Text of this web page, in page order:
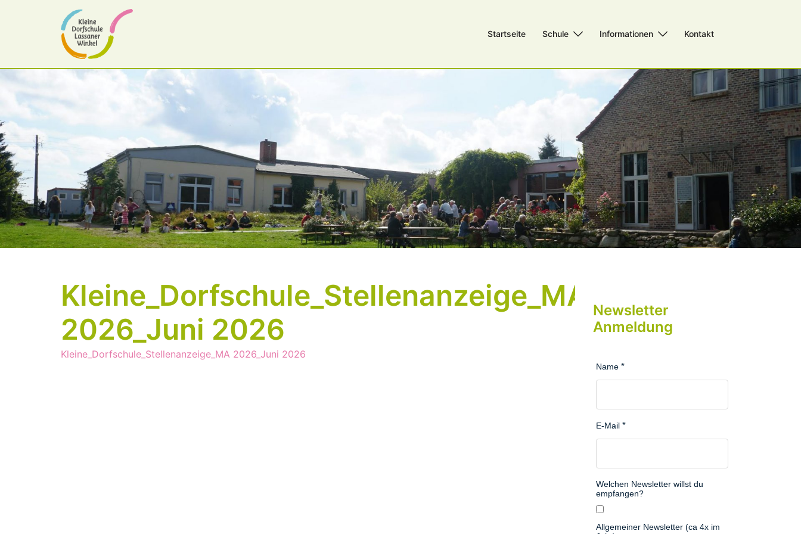
Startseite Schule Informationen Kontakt
Kleine_Dorfschule_Stellenanzeige_MA
2026_Juni 2026
Kleine_Dorfschule_Stellenanzeige_MA 2026_Juni 2026
Newsletter
Anmeldung
Name
E-Mail
Welchen Newsletter willst du
empfangen?
Allgemeiner Newsletter (ca 4x im